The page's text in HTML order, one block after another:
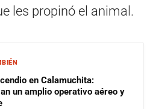
les propinó el animal.
en Calamuchita:
un amplio operativo aéreo y